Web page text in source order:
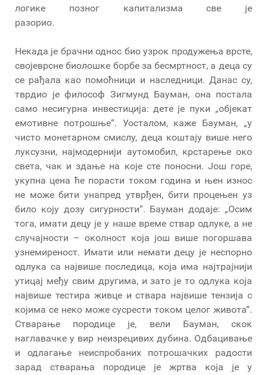
логике позног капитализма све је
разорио.
Некада је брачни однос био узрок продужења врсте,
својеврсне биолошке борбе за бесмртност, а деца су
се рађала као помоћници и наследници. Данас су,
тврдио је философ Зигмунд Бауман, она постала
само несигурна инвестиција: дете је пуки „објекат
емотивне потрошње“. Уосталом, каже Бауман, „у
чисто монетарном смислу, деца коштају више него
луксузни, најмодернији аутомобил, крстарење око
света, чак и здање на које сте поносни. Још горе,
укупна цена ће порасти током година и њен износ
не може бити унапред утврђен, бити процењен уз
било коју дозу сигурности“. Бауман додаје: „Осим
тога, имати децу је у наше време ствар одлуке, а не
случајности – околност која још више погоршава
узнемиреност. Имати или немати децу је неспорно
одлука са највише последица, која има најтрајнији
утицај међу свим другима, и зато је то одлука која
највише тестира живце и ствара највише тензија с
којима се неко може сусрести током целог живота“.
Стварање породице је, вели Бауман, скок
наглавачке у вир неизрецивих дубина. Одбацивање
и одлагање неиспробаних потрошачких радости
зарад стварања породице је жртва која је у